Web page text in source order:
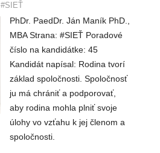
#SIEŤ
PhDr. PaedDr. Ján Maník PhD.,
MBA Strana: #SIEŤ Poradové
číslo na kandidátke: 45
Kandidát napísal: Rodina tvorí
základ spoločnosti. Spoločnosť
ju má chrániť a podporovať,
aby rodina mohla plniť svoje
úlohy vo vzťahu k jej členom a
spoločnosti.